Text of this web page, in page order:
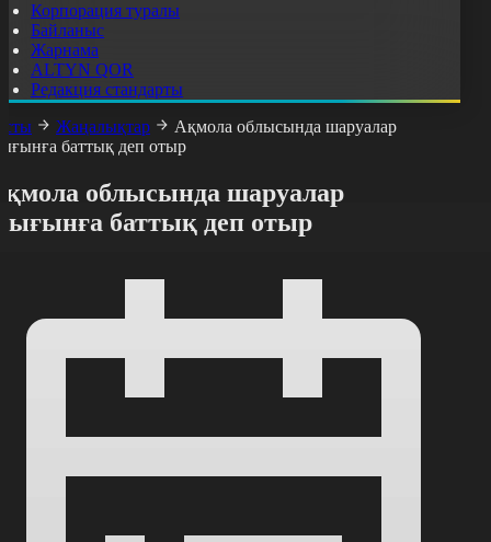
Корпорация туралы
Байланыс
Жарнама
ALTYN QOR
Редакция стандарты
Жаңалықтар
Ақмола облысында шаруалар
баттық деп отыр
облысында шаруалар
баттық деп отыр